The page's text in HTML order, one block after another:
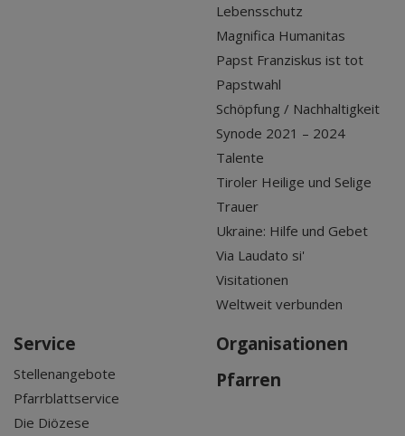
Lebensschutz
Magnifica Humanitas
Papst Franziskus ist tot
Papstwahl
Schöpfung / Nachhaltigkeit
Synode 2021 – 2024
Talente
Tiroler Heilige und Selige
Trauer
Ukraine: Hilfe und Gebet
Via Laudato si'
Visitationen
Weltweit verbunden
Service
Stellenangebote
Pfarrblattservice
Die Diözese
Organisationen
Pfarren